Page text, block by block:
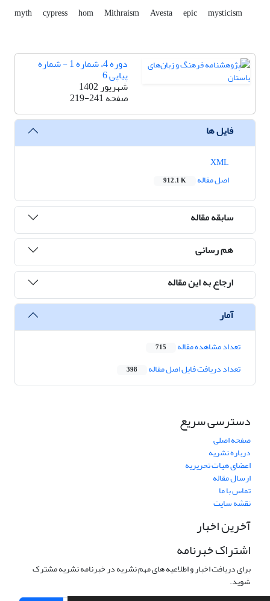
myth cypress hom Mithraism Avesta epic mysticism
دوره 4، شماره 1 - شماره
پیاپی 6
شهریور 1402
صفحه219-241
فایل ها
اصل مقاله
912.1 K
سابقه مقاله
هم رسانی
ارجاع به این مقاله
آمار
تعداد مشاهده مقاله 715
تعداد دریافت فایل اصل مقاله 398
دسترسی سریع
صفحه اصلی
درباره نشریه
اعضای هیات تحریریه
ارسال مقاله
تماس با ما
نقشه سایت
آخرین اخبار
اشتراک خبرنامه
برای دریافت اخبار و اطلاعیه های مهم نشریه در خبرنامه نشریه مشترک
شوید.